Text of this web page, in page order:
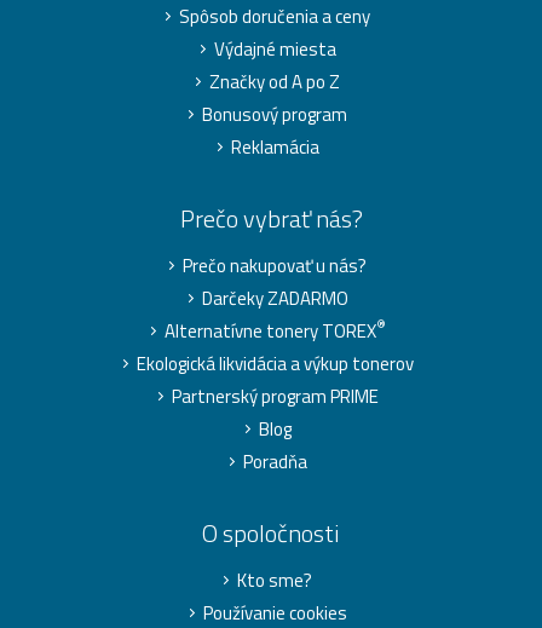
Spôsob doručenia a ceny
Výdajné miesta
Značky od A po Z
Bonusový program
Reklamácia
Prečo vybrať nás?
Prečo nakupovať u nás?
Darčeky ZADARMO
Alternatívne tonery TOREX®
Ekologická likvidácia a výkup tonerov
Partnerský program PRIME
Blog
Poradňa
O spoločnosti
Kto sme?
Používanie cookies